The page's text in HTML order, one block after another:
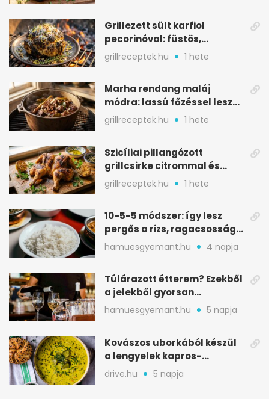
Grillezett sült karfiol
pecorinóval: füstös,
karamellizált nyári kedvenc
grillreceptek.hu 1 hete
Marha rendang maláj
módra: lassú főzéssel lesz
igazán szaftos
grillreceptek.hu 1 hete
Szicíliai pillangózott
grillcsirke citrommal és
oregánóval
grillreceptek.hu 1 hete
10-5-5 módszer: így lesz
pergős a rizs, ragacsosság
nélkül
hamuesgyemant.hu 4 napja
Túlárazott étterem? Ezekből
a jelekből gyorsan
észreveheted
hamuesgyemant.hu 5 napja
Kovászos uborkából készül
a lengyelek kapros-
savanykás levese
drive.hu 5 napja